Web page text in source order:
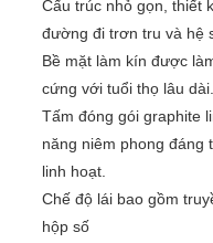
Cấu trúc nhỏ gọn, thiết
đường đi trơn tru và hệ
Bề mặt làm kín được
cứng với tuổi thọ lâu dài.
Tấm đóng gói graphite
năng niêm phong đáng
linh hoạt.
Chế độ lái bao gồm
hộp số